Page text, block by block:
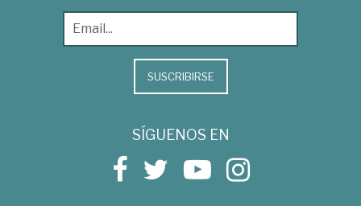
SUSCRIBIRSE
SÍGUENOS EN